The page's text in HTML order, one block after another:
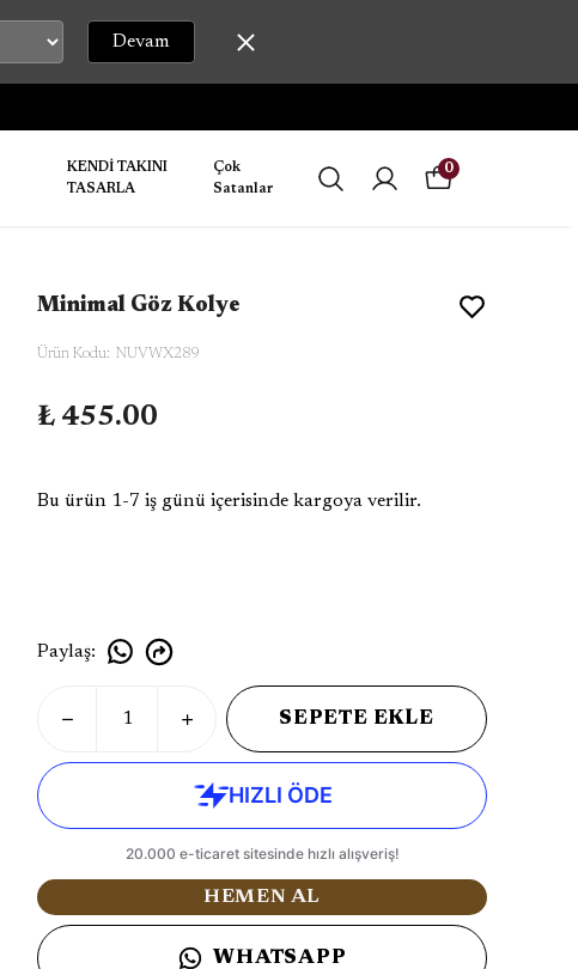
Devam
KENDİ TAKINI
TASARLA
Çok
Satanlar
0
Minimal Göz Kolye
Ürün Kodu: NUVWX289
₺ 455.00
Bu ürün 1-7 iş günü içerisinde kargoya verilir.
Paylaş:
SEPETE EKLE
HEMEN AL
WHATSAPP